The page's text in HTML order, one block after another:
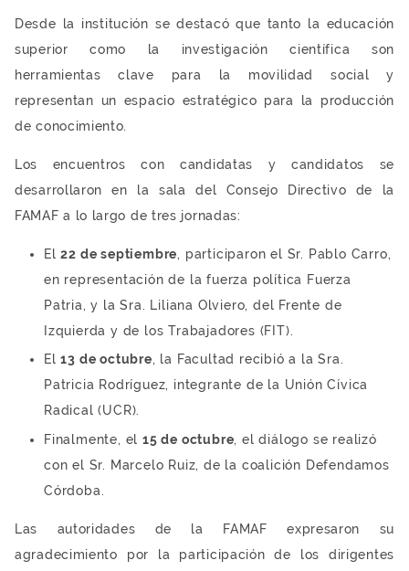
Desde la institución se destacó que tanto la educación
superior como la investigación científica son
herramientas clave para la movilidad social y
representan un espacio estratégico para la producción
de conocimiento.
Los encuentros con candidatas y candidatos se
desarrollaron en la sala del Consejo Directivo de la
FAMAF a lo largo de tres jornadas:
El22 de septiembre, participaron el Sr. Pablo Carro,
en representación de la fuerza política Fuerza
Patria, y la Sra. Liliana Olviero, del Frente de
Izquierda y de los Trabajadores (FIT).
El13 de octubre, la Facultad recibió a la Sra.
Patricia Rodríguez, integrante de la Unión Cívica
Radical (UCR).
Finalmente, el 15 de octubre, el diálogo se realizó
con el Sr. Marcelo Ruiz, de la coalición Defendamos
Córdoba.
Las autoridades de la FAMAF expresaron su
agradecimiento por la participación de los dirigentes